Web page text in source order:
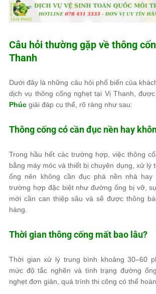
Câu hỏi thường gặp về thông
Thanh
Dưới đây là những câu hỏi phổ biến của
dịch vụ thông cống nghẹt tại Vị Thanh, được
Phúc giải đáp cụ thể, rõ ràng như sau:
Thông cống có cần đục nền hay
Trong hầu hết các trường hợp, việc thông
bằng máy móc và thiết bị chuyên dụng, xử lý
ống nên không cần đục phá nền nhà hay
trường hợp đặc biệt như đường ống bị vỡ,
mới cần can thiệp sâu và sẽ được thông
hàng.
Thời gian thông cống mất bao lâu?
Thời gian xử lý trung bình khoảng 30–60
mức độ tắc nghẽn và tình trạng đường
nghẹt đơn giản, quá trình thi công có thể